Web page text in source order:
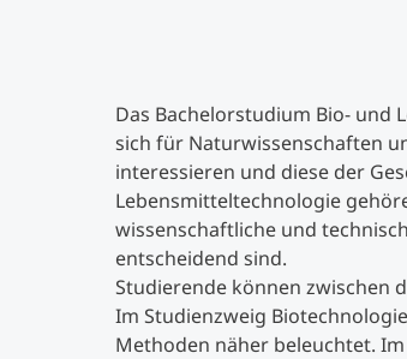
Das Bachelorstudium Bio- und
sich für Naturwissenschaften
interessieren und diese der
Lebensmitteltechnologie
wissenschaftliche und
entscheidend sind.
Studierende können zwischen
Im Studienzweig
Methoden näher beleuchtet.